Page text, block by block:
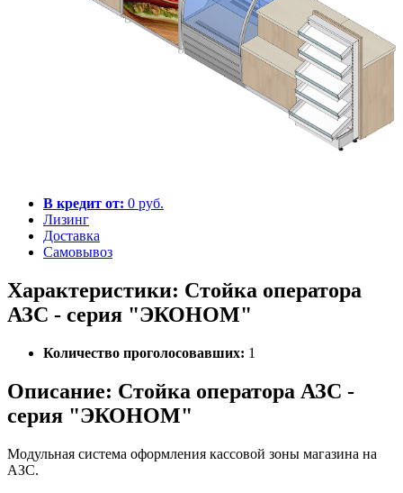
В кредит от: 0 руб.
Лизинг
Доставка
Самовывоз
Характеристики: Стойка оператора
АЗС - серия "ЭКОНОМ"
Количество проголосовавших: 1
Описание: Стойка оператора АЗС -
серия "ЭКОНОМ"
Модульная система оформления кассовой зоны магазина на
АЗС.